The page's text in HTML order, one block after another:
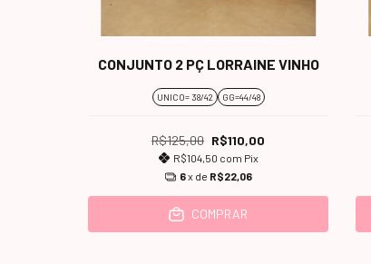
CONJUNTO 2 PÇ LORRAINE VINHO
UNICO= 38/42 GG=44/48
R$125,00 R$110,00
R$104,50 com Pix
6x de R$22,06
COMPRAR